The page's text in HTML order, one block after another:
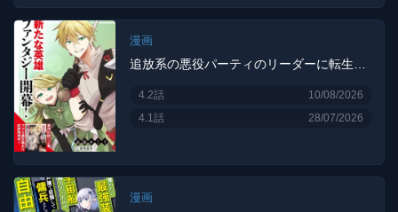
漫画
4.2話 10/08/2026
4.1話 28/07/2026
漫画